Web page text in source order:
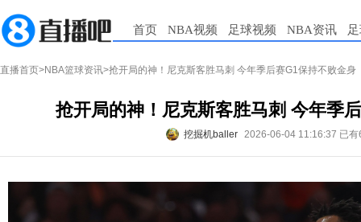
首页 NBA视频 足球视频 NBA资讯
直播首页>NBA篮球资讯>抢开局的神！尼克斯客胜马刺 今年季后赛G1保持不败金身
抢开局的神！尼克斯客胜马刺 今年季
挖掘机baller 2026-06-04 11:16:37 已